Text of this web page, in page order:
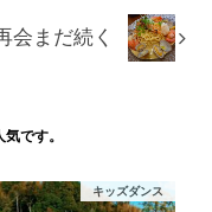
会まだ続く
です。
キッズダンス